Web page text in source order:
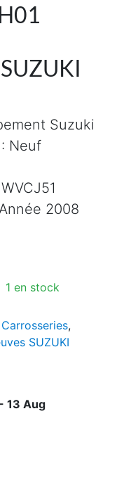
Suzuki
Neuf
2008
1 en stock
Silencieux pot
Carrosseries,
SUZUKI
13 Aug